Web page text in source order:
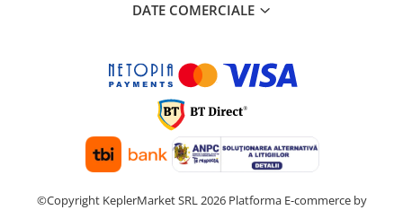
DATE COMERCIALE
©Copyright KeplerMarket SRL 2026 Platforma E-commerce by